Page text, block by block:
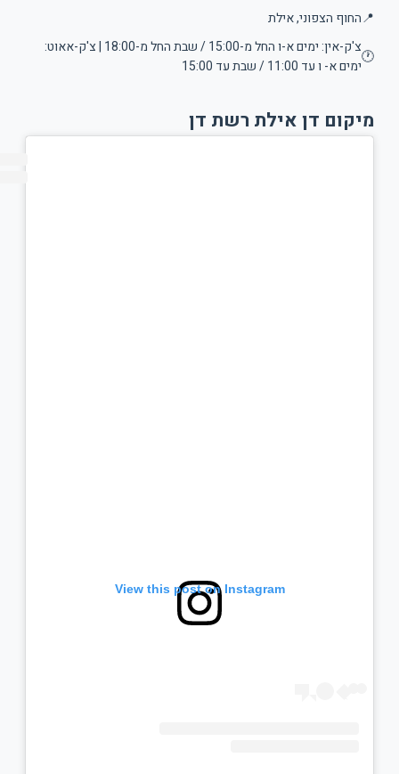
אילת
צ'ק-אין: ימים א-ו החל מ-15:00 / שבת החל מ-18:00 | צ'ק-אאוט:
/ שבת עד 15:00
דן אילת רשת דן
View this post on Instagram